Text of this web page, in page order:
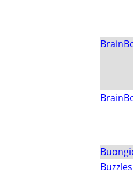
Buzzles